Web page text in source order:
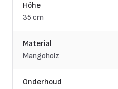
Höhe
35 cm
Material
Mangoholz
Onderhoud